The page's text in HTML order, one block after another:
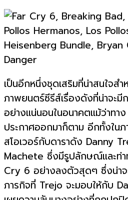
เป็นอีกหนึ่งชุดเสริมที่น่าสนใจส
ภาพยนตร์ซีรีส์เรื่องดังที่น่าจะมี
อย่างแน่นอนในอนาคตแม้ว่าทา
ประกาศออกมาก็ตาม อีกทั้งใน
สโอเวอร์กับดาราดัง Danny
Machete ซึ่งมีรูปลักษณ์และท่า
Cry 6 อย่างลงตัวสุดๆ ซึ่งน่าจ
ภารกิจที่ Trejo จะมอบให้กับ